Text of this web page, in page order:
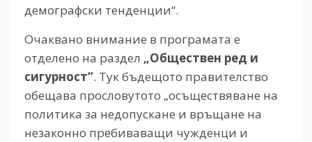
демографски тенденции“.
Очаквано внимание в програмата е
отделено на раздел „Обществен ред и
сигурност“. Тук бъдещото правителство
обещава прословутото „осъществяване на
политика за недопускане и връщане на
незаконно пребиваващи чужденци и